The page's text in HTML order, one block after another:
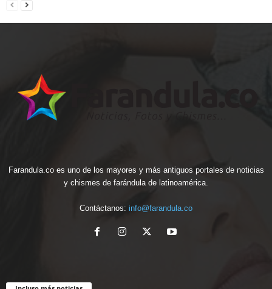
Farandula.co es uno de los mayores y más antiguos portales de noticias
y chismes de farándula de latinoamérica.
Contáctanos: info@farandula.co